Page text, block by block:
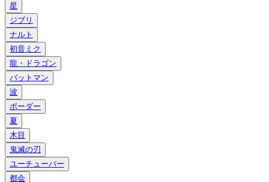
星
ジブリ
ナルト
初音ミク
龍・ドラゴン
バットマン
波
ボーダー
夏
木目
鬼滅の刃
ユーチューバー
都会